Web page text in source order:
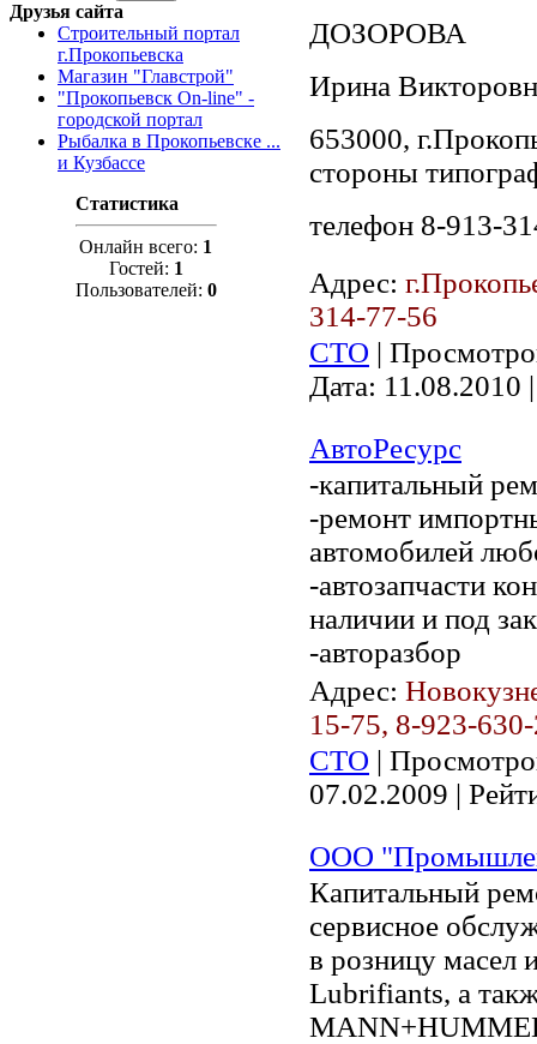
Друзья сайта
Строительный портал
г.Прокопьевска
Магазин "Главстрой"
"Прокопьевск On-line" -
городской портал
Рыбалка в Прокопьевске ...
и Кузбассе
Статистика
Онлайн всего: 1
Гостей: 1
Пользователей: 0
ДОЗОРОВА
Ирина
653000,
стороны
телефон 8-913-
Адрес:
314-77-56
СТО |
Дата: 11.08.2010
АвтоРесурс
-капитальный
-ремонт
автомобилей
-автозапчасти
наличии и под
-авторазбор
Адрес:
15-75, 8-923-
СТО |
07.02.2009 |
ООО
Капитальный
сервисное
в розницу масел
Lubrifiants, а